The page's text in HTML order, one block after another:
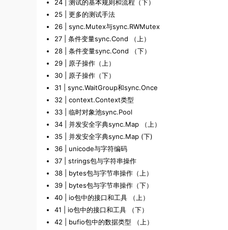
24 | 测试的基本规则和流程（下）
25 | 更多的测试手法
26 | sync.Mutex与sync.RWMutex
27 | 条件变量sync.Cond （上）
28 | 条件变量sync.Cond （下）
29 | 原子操作（上）
30 | 原子操作（下）
31 | sync.WaitGroup和sync.Once
32 | context.Context类型
33 | 临时对象池sync.Pool
34 | 并发安全字典sync.Map （上）
35 | 并发安全字典sync.Map (下)
36 | unicode与字符编码
37 | strings包与字符串操作
38 | bytes包与字节串操作（上）
39 | bytes包与字节串操作（下）
40 | io包中的接口和工具 （上）
41 | io包中的接口和工具 （下）
42 | bufio包中的数据类型 （上）